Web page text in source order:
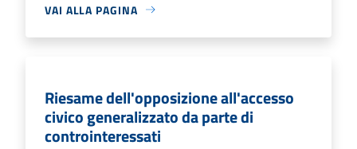
VAI ALLA PAGINA
Riesame dell'opposizione all'accesso
civico generalizzato da parte di
controinteressati